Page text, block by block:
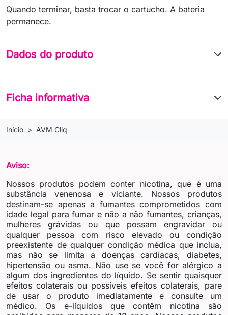
Quando terminar, basta trocar o cartucho. A bateria
permanece.
Dados do produto
Ficha informativa
Início AVM Cliq
Aviso:
Nossos produtos podem conter nicotina, que é uma
substância venenosa e viciante. Nossos produtos
destinam-se apenas a fumantes comprometidos com
idade legal para fumar e não a não fumantes, crianças,
mulheres grávidas ou que possam engravidar ou
qualquer pessoa com risco elevado ou condição
preexistente de qualquer condição médica que inclua,
mas não se limita a doenças cardíacas, diabetes,
hipertensão ou asma. Não use se você for alérgico a
algum dos ingredientes do líquido. Se sentir quaisquer
efeitos colaterais ou possíveis efeitos colaterais, pare
de usar o produto imediatamente e consulte um
médico. Os e-líquidos que contêm nicotina são